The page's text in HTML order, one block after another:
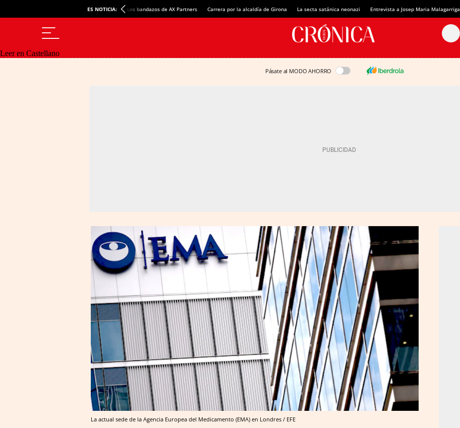
ES NOTICIA: Los bandazos de AX Partners Carrera por la alcaldía de Girona La secta satánica neonazi Entrevista a Josep Maria Malagarriga
Leer en Castellano
Pásate al MODO AHORRO
La actual sede de la Agencia Europea del Medicamento (EMA) en Londres / EFE